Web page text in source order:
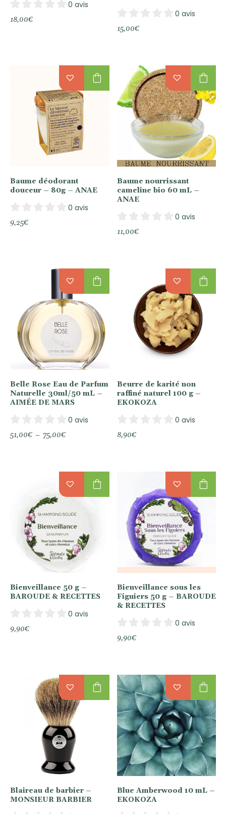
0 avis
18,00€
0 avis
15,00€
Baume déodorant
douceur – 80g – ANAE
0 avis
9,25€
shopping_bag
Baume nourrissant
cameline bio 60 mL –
ANAE
0 avis
11,00€
shopping_bag
Belle Rose Eau de Parfum
Naturelle 30ml/50 mL –
AIMÉE DE MARS
0 avis
51,00€ – 75,00€Plage
75,00€
shopping_bag
Beurre de karité non
raffiné naturel 100 g –
EKOKOZA
0 avis
8,90€
shopping_bag
Bienveillance 50 g –
BAROUDE & RECETTES
0 avis
9,90€
shopping_bag
Bienveillance sous les
Figuiers 50 g – BAROUDE
& RECETTES
0 avis
9,90€
shopping_bag
Blaireau de barbier –
MONSIEUR BARBIER
shopping_bag
Blue Amberwood 10 mL –
EKOKOZA
shopping_bag